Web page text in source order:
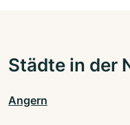
Städte in der
Angern